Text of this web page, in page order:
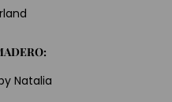
Natalia